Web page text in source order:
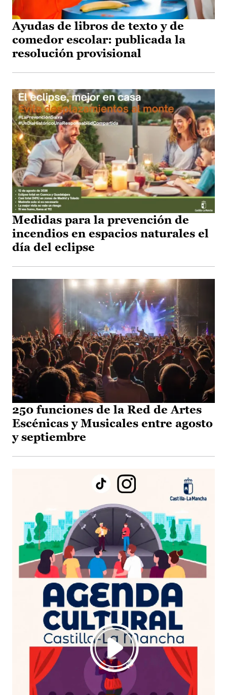
Ayudas de libros de texto y de
comedor escolar: publicada la
resolución provisional
Medidas para la prevención de
incendios en espacios naturales el
día del eclipse
250 funciones de la Red de Artes
Escénicas y Musicales entre agosto
y septiembre